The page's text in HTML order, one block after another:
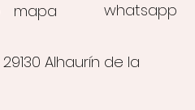
whatsapp
Alhaurín de la
mapa